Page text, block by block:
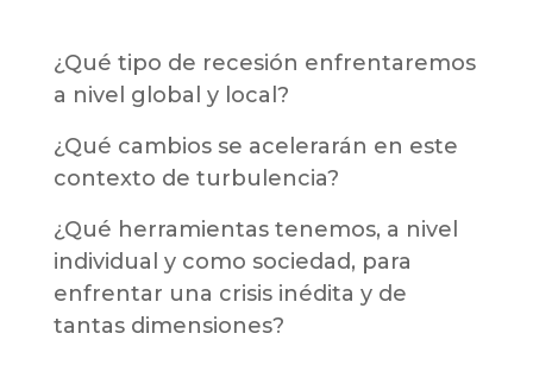
¿Qué tipo de recesión enfrentaremos
a nivel global y local?
¿Qué cambios se acelerarán en este
contexto de turbulencia?
¿Qué herramientas tenemos, a nivel
individual y como sociedad, para
enfrentar una crisis inédita y de
tantas dimensiones?